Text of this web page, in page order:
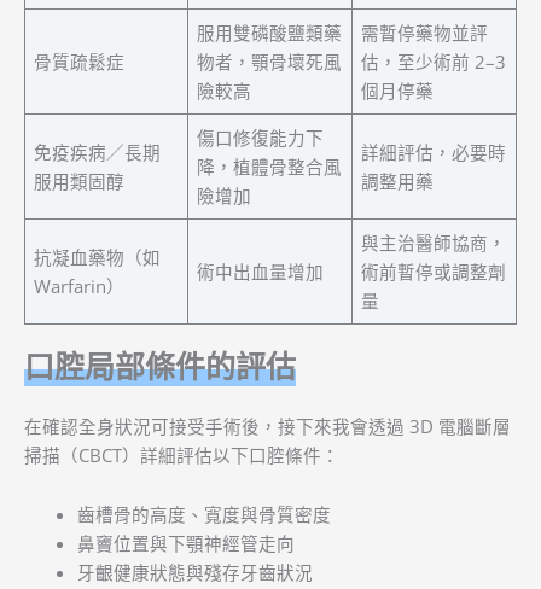
骨質疏鬆症
服用雙磷酸鹽類藥
物者，顎骨壞死風
險較高
需暫停藥物並評
估，至少術前 2–3
個月停藥
免疫疾病／長期
服用類固醇
傷口修復能力下
降，植體骨整合風
險增加
詳細評估，必要時
調整用藥
抗凝血藥物（如
Warfarin）
術中出血量增加
與主治醫師協商，
術前暫停或調整劑
量
口腔局部條件的評估
在確認全身狀況可接受手術後，接下來我會透過 3D 電腦斷層
掃描（CBCT）詳細評估以下口腔條件：
齒槽骨的高度、寬度與骨質密度
鼻竇位置與下顎神經管走向
牙齦健康狀態與殘存牙齒狀況